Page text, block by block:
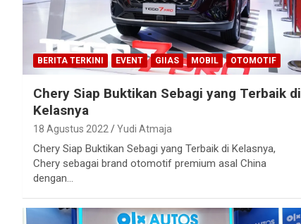
BERITA TERKINI EVENT GIIAS MOBIL OTOMOTIF
Chery Siap Buktikan Sebagi yang Terbaik di
Kelasnya
18 Agustus 2022 Yudi Atmaja
Chery Siap Buktikan Sebagi yang Terbaik di Kelasnya,
Chery sebagai brand otomotif premium asal China
dengan…